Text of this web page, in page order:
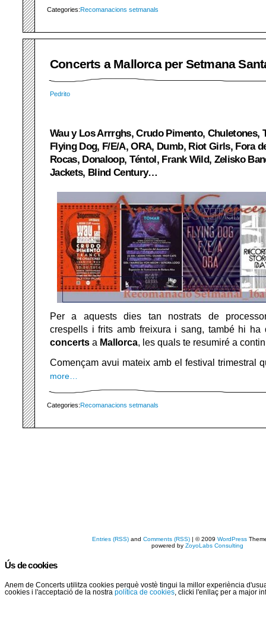
Categories:Recomanacions setmanals
Concerts a Mallorca per Setmana
Pedrito
Wau y Los Arrrghs, Crudo Pimento, Chuletones,
Flying Dog, F/E/A, ORA, Dumb, Riot Girls, Fora
Rocas, Donaloop, Téntol, Frank Wild, Zelisko
Jackets, Blind Century…
Per a aquests dies tan nostrats de
crespells i frits amb freixura i sang, també hi ha
concerts a Mallorca, les quals te resumiré a
Començam avui mateix amb el festival trimestral
more…
Categories:Recomanacions setmanals
Entries (RSS) andComments (RSS) | © 2009WordPress
powered byZoyoLabs Consulting
Ús de cookies
Anem de Concerts utilitza cookies perquè vostè tingui la millor experiència
cookies i l'acceptació de la nostra política de cookies , clicki l'enllaç per a major